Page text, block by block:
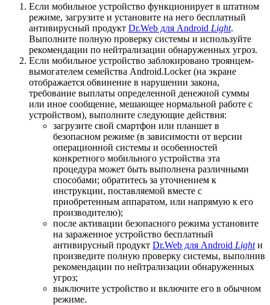
Если мобильное устройство функционирует в штатном
режиме, загрузите и установите на него бесплатный
антивирусный продукт Dr.Web для Android Light.
Выполните полную проверку системы и используйте
рекомендации по нейтрализации обнаруженных угроз.
Если мобильное устройство заблокировано троянцем-
вымогателем семейства Android.Locker (на экране
отображается обвинение в нарушении закона,
требование выплаты определенной денежной суммы
или иное сообщение, мешающее нормальной работе с
устройством), выполните следующие действия:
загрузите свой смартфон или планшет в
безопасном режиме (в зависимости от версии
операционной системы и особенностей
конкретного мобильного устройства эта
процедура может быть выполнена различными
способами; обратитесь за уточнением к
инструкции, поставляемой вместе с
приобретенным аппаратом, или напрямую к его
производителю);
после активации безопасного режима установите
на зараженное устройство бесплатный
антивирусный продукт Dr.Web для Android Lightи
произведите полную проверку системы, выполнив
рекомендации по нейтрализации обнаруженных
угроз;
выключите устройство и включите его в обычном
режиме.